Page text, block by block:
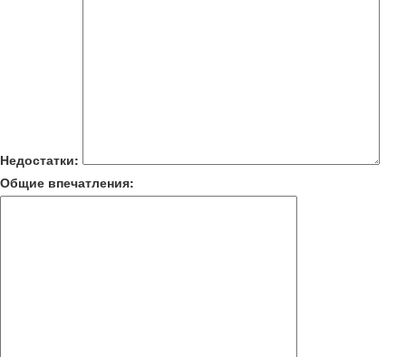
Недостатки:
Общие впечатления: